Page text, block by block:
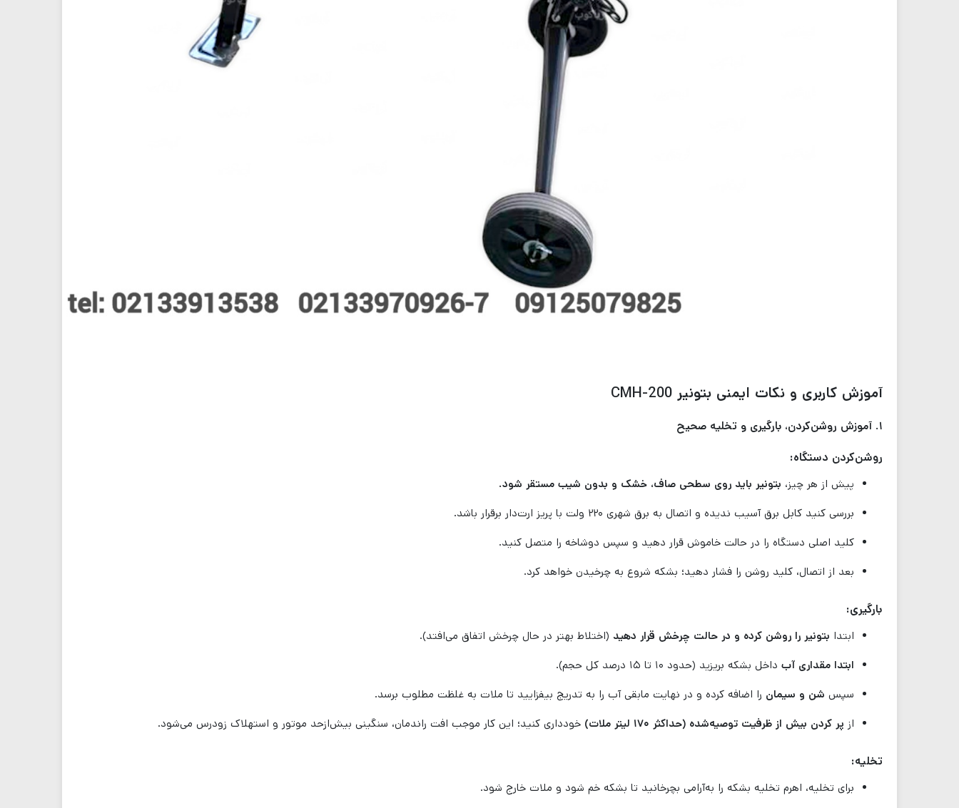
آموزش کاربری و نکات ایمنی بتونیر CMH-200
۱. آموزش روشن‌کردن، بارگیری و تخلیه صحیح
روشن‌کردن دستگاه:
پیش از هر چیز، بتونیر باید روی سطحی صاف، خشک و بدون شیب مستقر شود.
بررسی کنید کابل برق آسیب ندیده و اتصال به برق شهری ۲۲۰ ولت با پریز ارت‌دار برقرار باشد.
کلید اصلی دستگاه را در حالت خاموش قرار دهید و سپس دوشاخه را متصل کنید.
بعد از اتصال، کلید روشن را فشار دهید؛ بشکه شروع به چرخیدن خواهد کرد.
بارگیری:
ابتدا بتونیر را روشن کرده و در حالت چرخش قرار دهید (اختلاط بهتر در حال چرخش اتفاق می‌افتد).
ابتدا مقداری آب داخل بشکه بریزید (حدود ۱۰ تا ۱۵ درصد کل حجم).
سپس شن و سیمان را اضافه کرده و در نهایت مابقی آب را به تدریج بیفزایید تا ملات به غلظت مطلوب برسد.
از پر کردن بیش از ظرفیت توصیه‌شده (حداکثر ۱۷۰ لیتر ملات) خودداری کنید؛ این کار موجب افت راندمان، سنگینی بیش‌ازحد موتور و استهلاک زودرس می‌شود.
تخلیه:
برای تخلیه، اهرم تخلیه بشکه را به‌آرامی بچرخانید تا بشکه خم شود و ملات خارج شود.